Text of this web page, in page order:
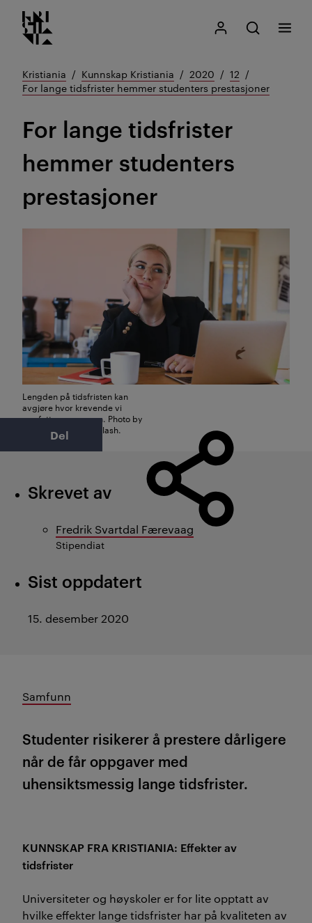
Gå
til
Kristiania logo
Mitt Kristiania
Åpne søk
Søk
Meny
Kristiania Kunnskap Kristiania 2020
12
For lange tidsfrister hemmer studenters prestasjoner
For lange tidsfrister
hemmer studenters
prestasjoner
Lengden på tidsfristen kan
avgjøre hvor krevende vi
oppfatter oppgaven. Photo by
Magnet.me on Unsplash.
Del
Skrevet av
Fredrik Svartdal Færevaag
Stipendiat
Sist oppdatert
15. desember 2020
Samfunn
Studenter risikerer å prestere dårligere
når de får oppgaver med
uhensiktsmessig lange tidsfrister.
KUNNSKAP FRA KRISTIANIA: Effekter av
tidsfrister
Universiteter og høyskoler er for lite opptatt av
hvilke effekter lange tidsfrister har på kvaliteten av